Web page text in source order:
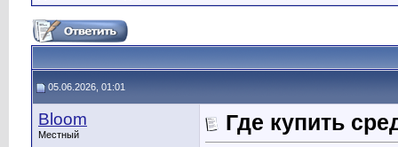
05.06.2026, 01:01
Bloom
Местный
Где купить